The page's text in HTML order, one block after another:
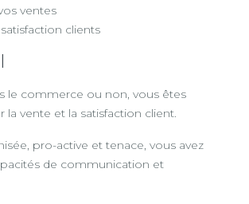
ventes
clients
le commerce ou non, vous êtes
la vente et la satisfaction client.
pro-active et tenace, vous avez
de communication et